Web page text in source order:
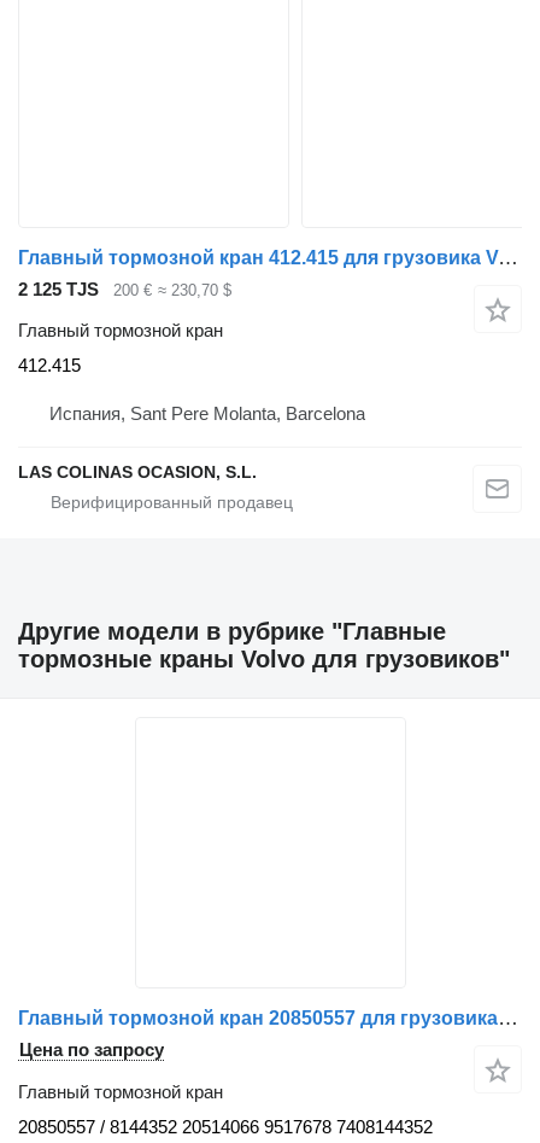
Главный тормозной кран 412.415 для грузовика Volvo FL 10
2 125 TJS 200 € ≈ 230,70 $
Главный тормозной кран
412.415
Испания, Sant Pere Molanta, Barcelona
LAS COLINAS OCASION, S.L.
Другие модели в рубрике "Главные
тормозные краны Volvo для грузовиков"
Главный тормозной кран 20850557 для грузовика Volvo
Цена по запросу
Главный тормозной кран
20850557 / 8144352 20514066 9517678 7408144352